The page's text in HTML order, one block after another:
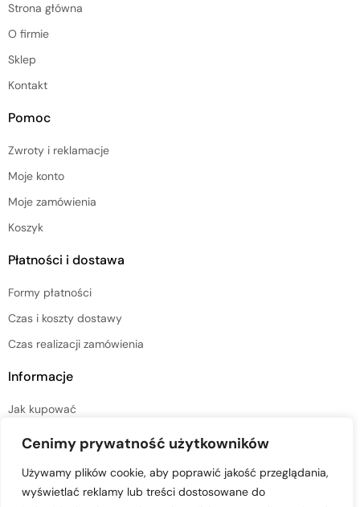
Cenimy prywatność użytkowników
Używamy plików cookie, aby poprawić jakość przeglądania,
wyświetlać reklamy lub treści dostosowane do
Strona główna
O firmie
Sklep
Kontakt
Pomoc
Zwroty i reklamacje
Moje konto
Moje zamówienia
Koszyk
Płatności i dostawa
Formy płatności
Czas i koszty dostawy
Czas realizacji zamówienia
Informacje
Jak kupować
Regulamin sklepu